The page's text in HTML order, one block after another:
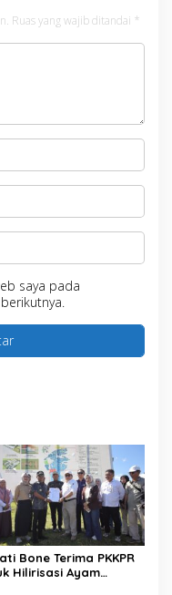
Ruas yang wajib ditandai *
saya pada
Bone Terima PKKPR
Hilirisasi Ayam